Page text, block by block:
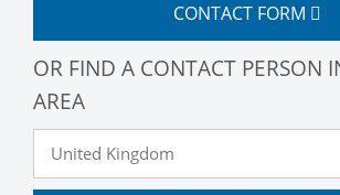
CONTACT FORM
OR FIND A CONTACT PERSON
AREA